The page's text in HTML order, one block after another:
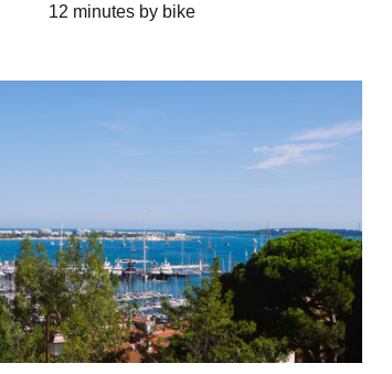
12 minutes by bike